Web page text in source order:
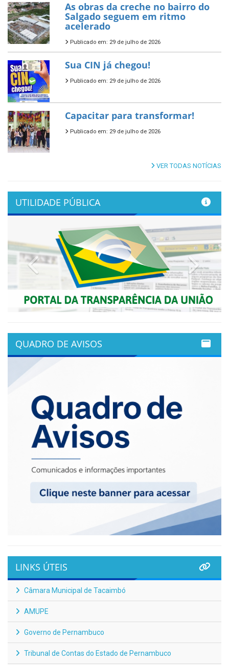
As obras da creche no bairro do
Salgado seguem em ritmo
acelerado
Publicado em: 29 de julho de 2026
Sua CIN já chegou!
Publicado em: 29 de julho de 2026
Capacitar para transformar!
Publicado em: 29 de julho de 2026
VER TODAS NOTÍCIAS
UTILIDADE PÚBLICA
Previous Next
QUADRO DE AVISOS
LINKS ÚTEIS
Câmara Municipal de Tacaimbó
AMUPE
Governo de Pernambuco
Tribunal de Contas do Estado de Pernambuco